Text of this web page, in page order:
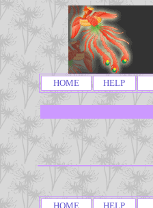
HOME HELP
HOME HELP